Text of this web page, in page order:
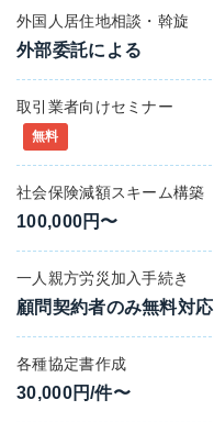
外国人居住地相談・斡旋
外部委託による
取引業者向けセミナー
無料
社会保険減額スキーム構築
100,000円〜
一人親方労災加入手続き
顧問契約者のみ無料対応
各種協定書作成
30,000円/件〜